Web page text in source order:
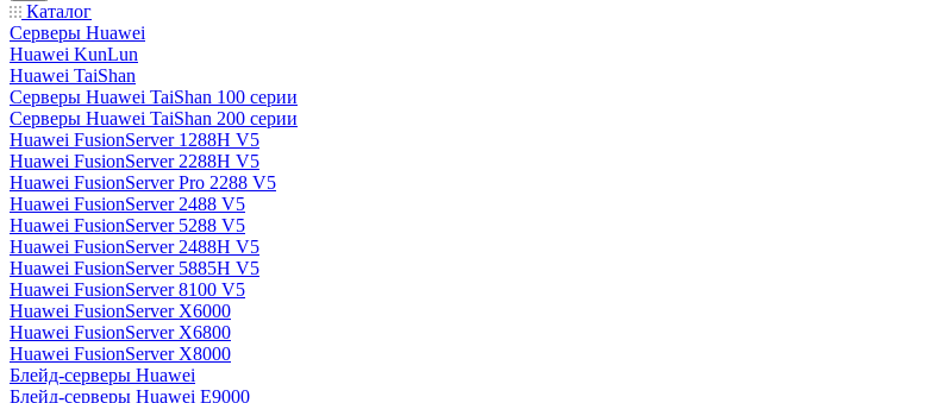
Каталог
Серверы Huawei
Huawei KunLun
Huawei TaiShan
Серверы Huawei TaiShan 100 серии
Серверы Huawei TaiShan 200 серии
Huawei FusionServer 1288H V5
Huawei FusionServer 2288H V5
Huawei FusionServer Pro 2288 V5
Huawei FusionServer 2488 V5
Huawei FusionServer 5288 V5
Huawei FusionServer 2488H V5
Huawei FusionServer 5885H V5
Huawei FusionServer 8100 V5
Huawei FusionServer X6000
Huawei FusionServer X6800
Huawei FusionServer X8000
Блейд-серверы Huawei
Блейд-серверы Huawei E9000